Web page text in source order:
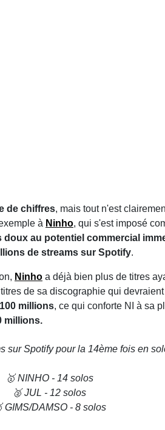
de chiffres, mais tout n'est
à Ninho, qui s'est imposé
au potentiel commercial
de streams sur Spotify.
Ninho a déjà bien plus de titres
de sa discographie qui
millions, ce qui conforte NI à sa
millions.
sur Spotify pour la 14ème fois en
🥇 NINHO - 14 solos
🥈 JUL - 12 solos
GIMS/DAMSO - 8 solos